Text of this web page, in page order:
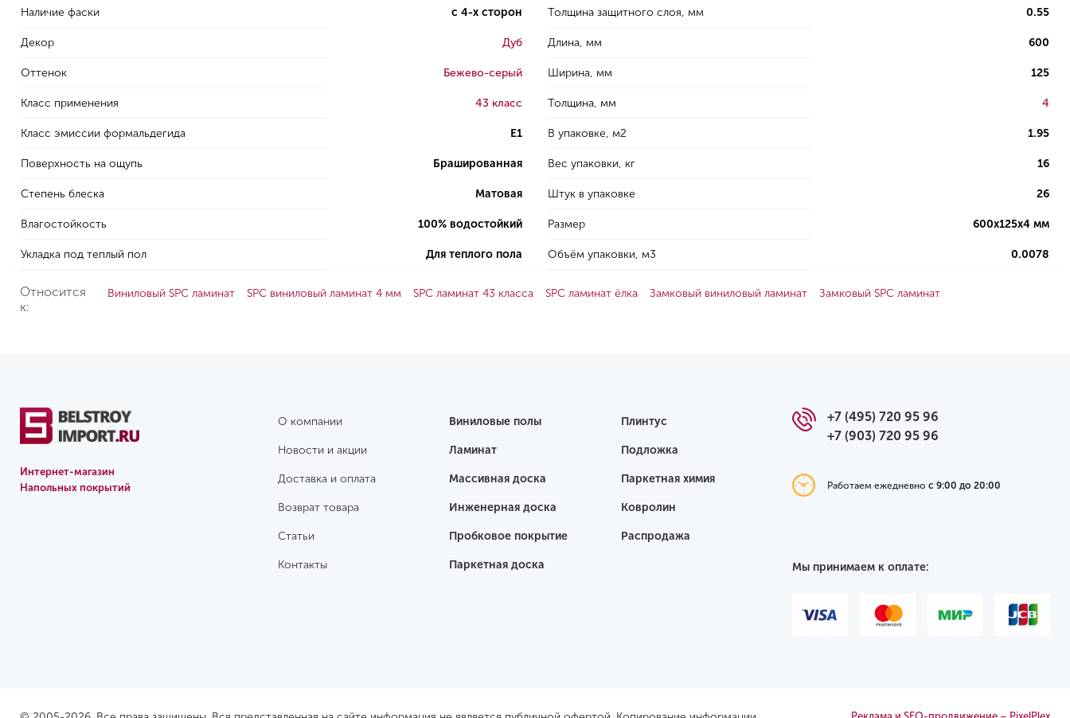
Наличие фаски с 4-х сторон
Декор Дуб
Оттенок Бежево-серый
Класс применения 43 класс
Класс эмиссии формальдегида E1
Поверхность на ощупь Брашированная
Степень блеска Матовая
Влагостойкость 100% водостойкий
Укладка под теплый пол Для теплого пола
Толщина защитного слоя, мм 0.55
Длина, мм 600
Ширина, мм 125
Толщина, мм 4
В упаковке, м2 1.95
Вес упаковки, кг 16
Штук в упаковке 26
Размер 600х125х4 мм
Объём упаковки, м3 0.0078
Относится
к:
Виниловый SPC ламинат SPC виниловый ламинат 4 мм SPC ламинат 43 класса SPC ламинат ёлка Замковый виниловый ламинат Замковый SPC ламинат
Интернет-магазин
Напольных покрытий
О компании
Новости и акции
Доставка и оплата
Возврат товара
Статьи
Контакты
Виниловые полы
Ламинат
Массивная доска
Инженерная доска
Пробковое покрытие
Паркетная доска
Плинтус
Подложка
Паркетная химия
Ковролин
Распродажа
+7 (495) 720 95 96
+7 (903) 720 95 96
Работаем ежедневнос 9:00 до 20:00
Мы принимаем к оплате: